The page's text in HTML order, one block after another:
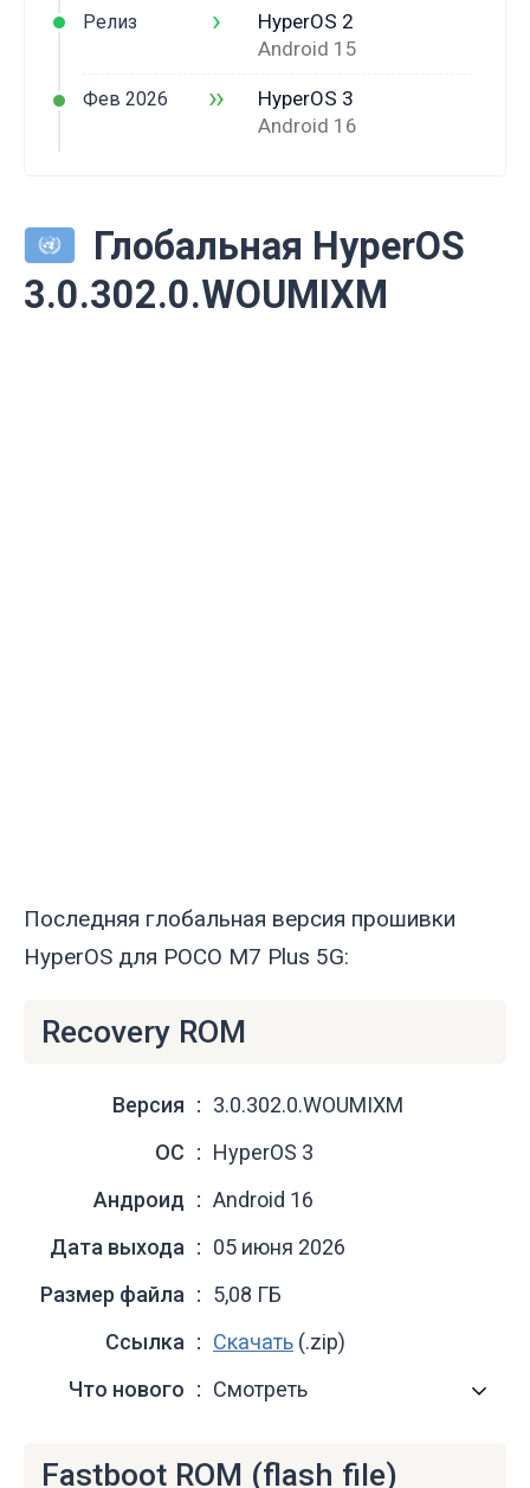
Релиз ›
HyperOS 2
Android 15
Фев 2026 ››
HyperOS 3
Android 16
Глобальная HyperOS
3.0.302.0.WOUMIXM
Последняя глобальная версия прошивки
HyperOS для POCO M7 Plus 5G:
Recovery ROM
Версия
3.0.302.0.WOUMIXM
ОС
HyperOS 3
Андроид
Android 16
Дата выхода
05 июня 2026
Размер файла
5,08 ГБ
Ссылка
Скачать (.zip)
Что нового
Смотреть
Fastboot ROM (flash file)